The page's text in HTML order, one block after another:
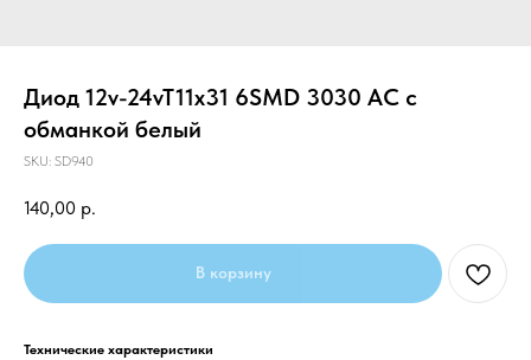
Диод 12v-24vT11x31 6SMD 3030 AC с
обманкой белый
SKU: SD940
140,00 р.
В корзину
Технические характеристики